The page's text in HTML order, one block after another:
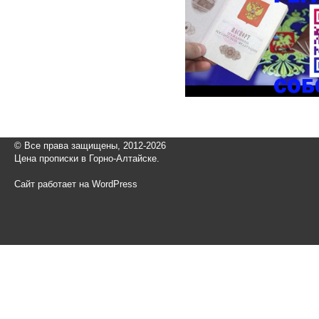
© Все права защищены, 2012-2026
Цена прописки в Горно-Алтайске.
Сайт работает на WordPress